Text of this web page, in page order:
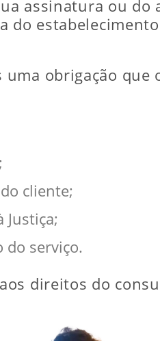
assinatura ou do
do estabelecimento
obrigação que
cliente;
do serviço.
direitos do